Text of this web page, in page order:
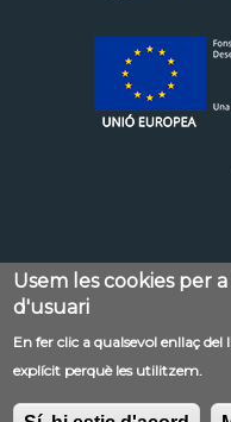
Menú
al
pie
Contacte Avís
Accessibilitat
EDUSI
Usem les cookies per
d'usuari
En fer clic a qualsevol enllaç
explícit perquè les utilitzem.